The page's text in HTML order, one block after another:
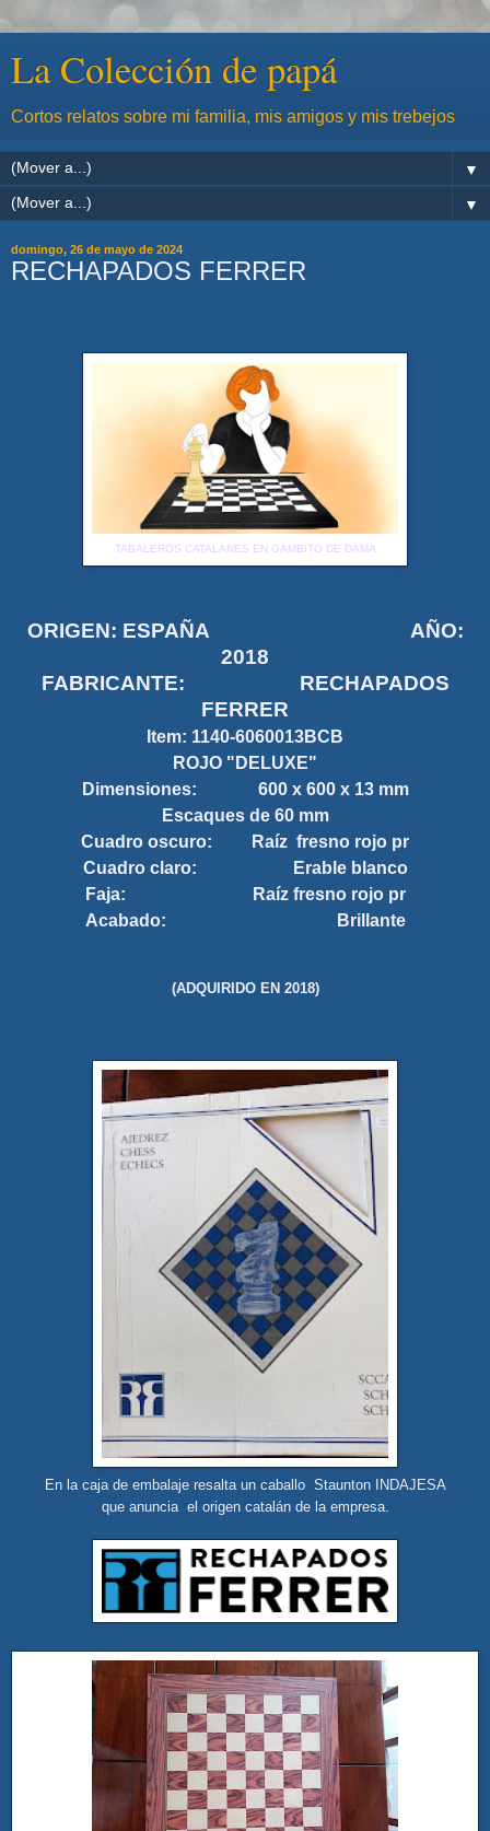
La Colección de papá
Cortos relatos sobre mi familia, mis amigos y mis trebejos
▼
▼
domingo, 26 de mayo de 2024
RECHAPADOS FERRER
TABALEROS CATALANES EN GAMBITO DE DAMA
ORIGEN: ESPAÑA AÑO:
2018
FABRICANTE: RECHAPADOS
FERRER
Item: 1140-6060013BCB
ROJO "DELUXE"
Dimensiones: 600 x 600 x 13 mm
Escaques de 60 mm
Cuadro oscuro: Raíz fresno rojo pr
Cuadro claro: Erable blanco
Faja: Raíz fresno rojo pr
Acabado: Brillante
(ADQUIRIDO EN 2018)
En la caja de embalaje resalta un caballo Staunton INDAJESA
que anuncia el origen catalán de la empresa.